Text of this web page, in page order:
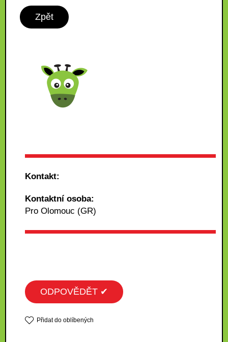
Zpět
Kontakt:
Kontaktní osoba:
Pro Olomouc (GR)
ODPOVĚDĚT ✔
Přidat do oblíbených